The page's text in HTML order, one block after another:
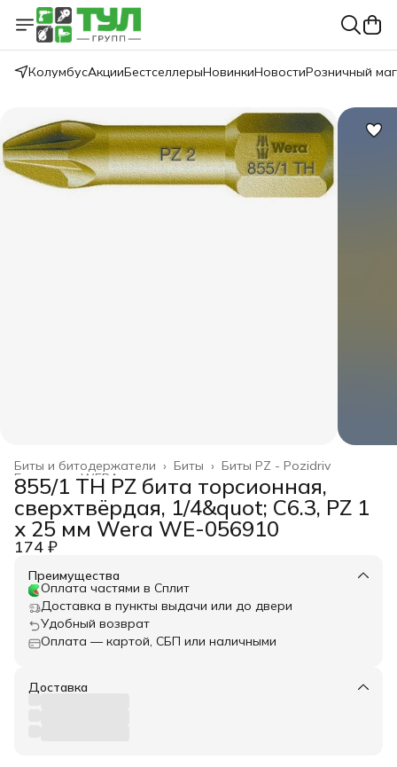
КолумбусАкцииБестселлерыНовинкиНовостиРозничный
Биты PZ - Pozidriv
Биты ›
Биты и битодержатели ›
WERA ›
Главная
855/1 TH PZ бита торсионная,
сверхтвёрдая, 1/4&quot; C6.3, PZ 1
x 25 мм Wera WE-056910
174 ₽
Преимущества
Оплата частями в Сплит
Доставка в пункты выдачи или до двери
Удобный возврат
Оплата — картой, СБП или наличными
Доставка